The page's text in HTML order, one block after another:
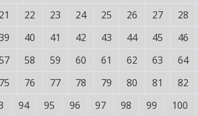
21 22 23 24 25 26 27 28
40 41 42 43 44 45 46
58 59 60 61 62 63 64
75 76 77 78 79 80 81 82
94 95 96 97 98 99 100